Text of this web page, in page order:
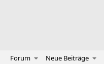
Forum Neue Beiträge